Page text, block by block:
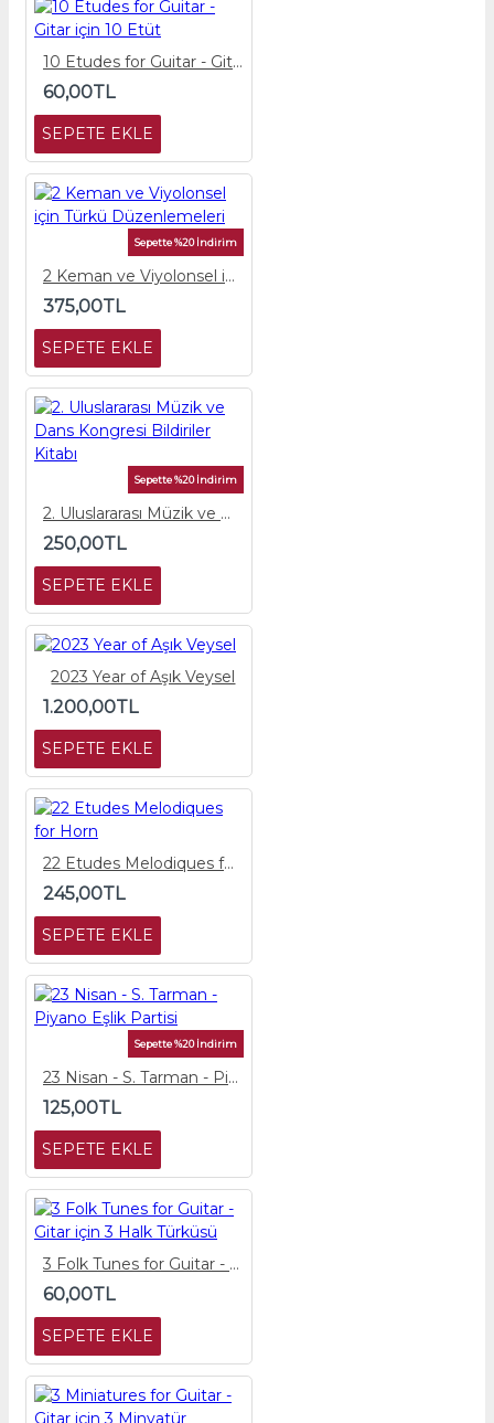
10 Etudes for Guitar - Gitar için 10 Etüt
60,00TL
SEPETE EKLE
Sepette %20 İndirim
2 Keman ve Viyolonsel için Türkü Düzenlemeleri
375,00TL
SEPETE EKLE
Sepette %20 İndirim
2. Uluslararası Müzik ve Dans Kongresi Bildiriler Kitabı
250,00TL
SEPETE EKLE
2023 Year of Aşık Veysel
1.200,00TL
SEPETE EKLE
22 Etudes Melodiques for Horn
245,00TL
SEPETE EKLE
Sepette %20 İndirim
23 Nisan - S. Tarman - Piyano Eşlik Partisi
125,00TL
SEPETE EKLE
3 Folk Tunes for Guitar - Gitar için 3 Halk Türküsü
60,00TL
SEPETE EKLE